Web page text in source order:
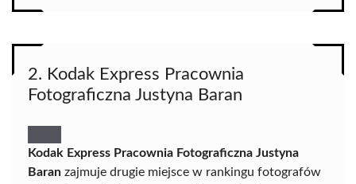
2. Kodak Express Pracownia
Fotograficzna Justyna Baran
Kodak Express Pracownia Fotograficzna Justyna
Baran zajmuje drugie miejsce w rankingu fotografów